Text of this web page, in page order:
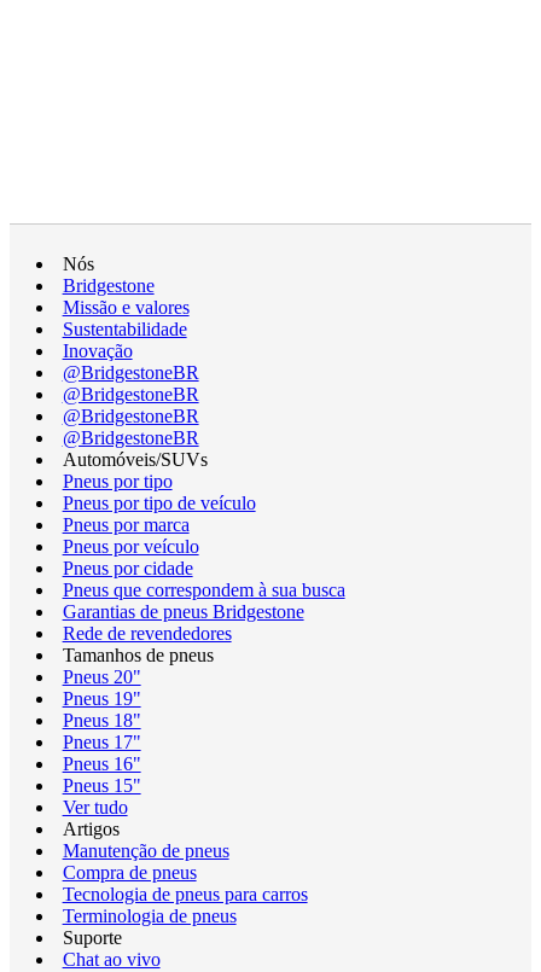
Nós
Bridgestone
Missão e valores
Sustentabilidade
Inovação
@BridgestoneBR
@BridgestoneBR
@BridgestoneBR
@BridgestoneBR
Automóveis/SUVs
Pneus por tipo
Pneus por tipo de veículo
Pneus por marca
Pneus por veículo
Pneus por cidade
Pneus que correspondem à sua busca
Garantias de pneus Bridgestone
Rede de revendedores
Tamanhos de pneus
Pneus 20"
Pneus 19"
Pneus 18"
Pneus 17"
Pneus 16"
Pneus 15"
Ver tudo
Artigos
Manutenção de pneus
Compra de pneus
Tecnologia de pneus para carros
Terminologia de pneus
Suporte
Chat ao vivo